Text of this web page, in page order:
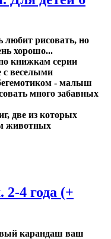
любит рисовать, но
хорошо...
книжкам серии
с веселыми
- малыш
много забавных
две из которых
животных
4 года (+
карандаш ваш